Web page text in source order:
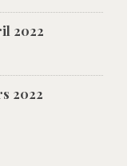
2022
2022